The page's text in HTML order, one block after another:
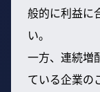
般的に利益に
い。
一方、連続増
ている企業の